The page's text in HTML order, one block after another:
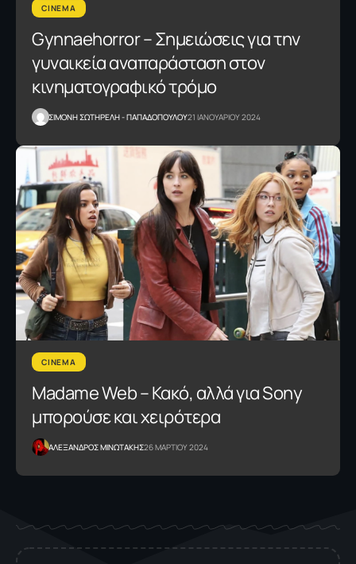
CINEMA
Gynnaehorror – Σημειώσεις για την
γυναικεία αναπαράσταση στον
κινηματογραφικό τρόμο
ΣΙΜΟΝΗ ΣΩΤΗΡΕΛΗ - ΠΑΠΑΔΟΠΟΥΛΟΥ21 ΙΑΝΟΥΑΡΙΟΥ 2024
CINEMA
Madame Web – Κακό, αλλά για Sony
μπορούσε και χειρότερα
ΑΛΕΞΑΝΔΡΟΣ ΜΙΝΩΤΑΚΗΣ26 ΜΑΡΤΙΟΥ 2024